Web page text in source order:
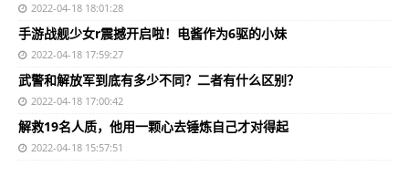
2022-04-18 18:01:28
手游战舰少女r震撼开启啦！电酱作为6驱的小妹
2022-04-18 17:59:27
武警和解放军到底有多少不同？二者有什么区别？
2022-04-18 17:00:42
解救19名人质，他用一颗心去锤炼自己才对得起
2022-04-18 15:57:51